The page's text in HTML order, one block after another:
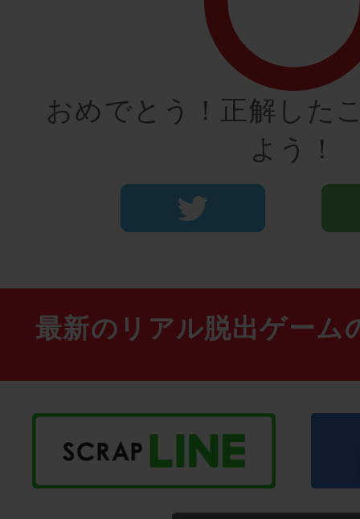
おめでとう！正解した
よう！
最新のリアル脱出ゲーム